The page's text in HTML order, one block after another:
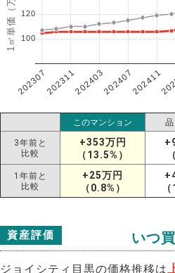
202307202311202403202407202411
100
120
このマンション
3年前と
比較
+353万円
（13.5%）
1年前と
比較
+25万円
（0.8%）
資産評価 いつ
ジョイシティ目黒の価格推移は